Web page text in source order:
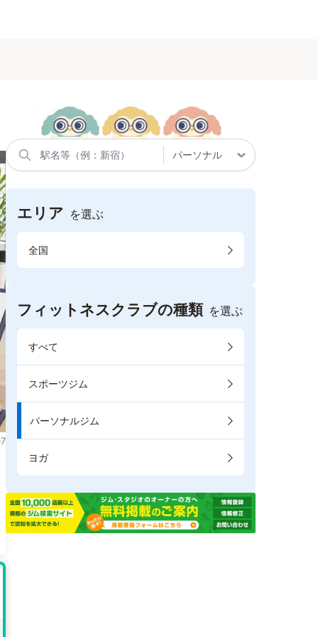
エリア を選ぶ
全国
フィットネスクラブの種類 を選ぶ
すべて
スポーツジム
パーソナルジム
ヨガ